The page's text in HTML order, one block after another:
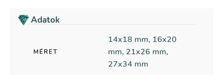
Adatok
MÉRET
14x18 mm, 16x20
mm, 21x26 mm,
27x34 mm